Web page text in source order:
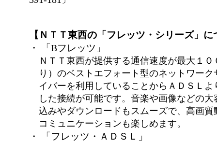
【ＮＴＴ東西の「フレッツ・シリーズ」に
・ 「Bフレッツ」
ＮＴＴ東西が提供する通信速度が最大１０
り）のベストエフォート型のネットワー
イバーを利用していることからＡＤＳＬ
した接続が可能です。音楽や画像などの
込みやダウンロードもスムーズで、高画質
コミュニケーションも楽しめます。
・ 「フレッツ・ＡＤＳＬ」